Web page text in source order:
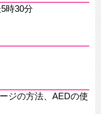
時30分
ジの方法、AEDの使